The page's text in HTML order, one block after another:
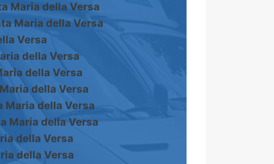
Maria della Versa
Maria della Versa
Versa
della Versa
della Versa
della Versa
Maria della Versa
Maria della Versa
della Versa
della Versa